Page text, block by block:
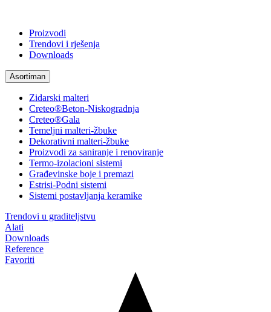
Proizvodi
Trendovi i rješenja
Downloads
Asortiman
Zidarski malteri
Creteo®Beton-Niskogradnja
Creteo®Gala
Temeljni malteri-žbuke
Dekorativni malteri-žbuke
Proizvodi za saniranje i renoviranje
Termo-izolacioni sistemi
Građevinske boje i premazi
Estrisi-Podni sistemi
Sistemi postavljanja keramike
Trendovi u graditeljstvu
Alati
Downloads
Reference
Favoriti